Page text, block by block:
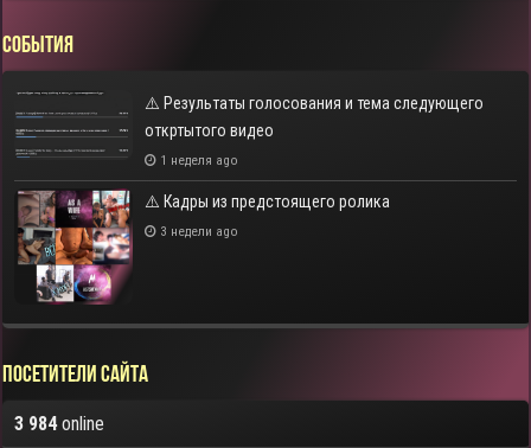
СОБЫТИЯ
⚠️ Результаты голосования и тема следующего
откртытого видео
1 неделя ago
⚠️ Кадры из предстоящего ролика
3 недели ago
Посетители сайта
3 984online